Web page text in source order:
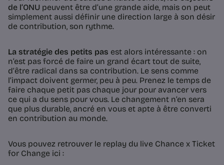
de l’ONU peuvent être d’une grande aide, mais on peut
simplement aussi définir une direction large à son désir
de contribution, son rythme.
La stratégie des petits pas est alors intéressante : on
n’est pas forcé de faire un grand écart tout de suite,
d’être radical dans sa contribution. Le sens comme
l’impact doivent germer, peu à peu. Prenez le temps de
faire chaque petit pas chaque jour pour avancer vers
ce qui a du sens pour vous. Le changement n’en sera
que plus durable, ancré en vous et apte à être converti
en contribution au monde.
Vous pouvez retrouver le replay du live Chance x Ticket
for Change ici :